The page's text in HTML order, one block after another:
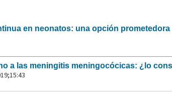
en neonatos: una opción prometedora
a las meningitis meningocócicas: ¿lo